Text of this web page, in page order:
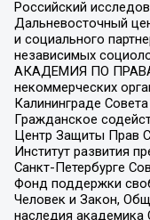
Российский
Дальневосточный
и социального
независимых
АКАДЕМИЯ ПО
некоммерческих
Калининграде
Гражданское
Центр Защиты Прав
Институт развития
Санкт-Петербурге
Фонд поддержки
Человек и Закон,
наследия